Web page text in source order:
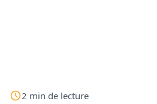
2 min de lecture